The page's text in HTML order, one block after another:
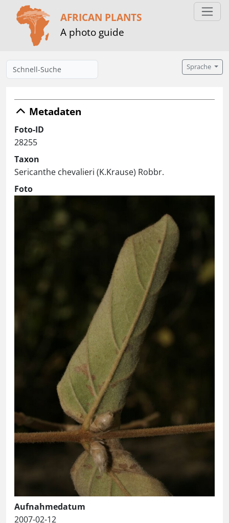
AFRICAN PLANTS
A photo guide
Sprache
Metadaten
Foto-ID
28255
Taxon
Sericanthe chevalieri (K.Krause) Robbr.
Foto
Aufnahmedatum
2007-02-12